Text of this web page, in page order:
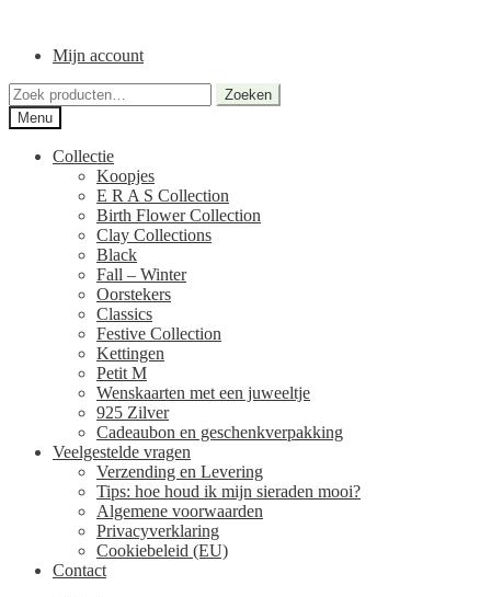
naar
Mijn account
Zoeken
naar:
Zoeken
Menu
Collectie
Koopjes
E R A S Collection
Birth Flower Collection
Clay Collections
Black
Fall – Winter
Oorstekers
Classics
Festive Collection
Kettingen
Petit M
Wenskaarten met een juweeltje
925 Zilver
Cadeaubon en geschenkverpakking
Veelgestelde vragen
Verzending en Levering
Tips: hoe houd ik mijn sieraden mooi?
Algemene voorwaarden
Privacyverklaring
Cookiebeleid (EU)
Contact